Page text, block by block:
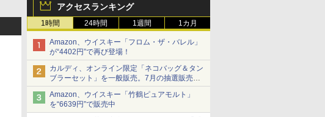
アクセスランキング
1時間 24時間 1週間 1カ月
Amazon、ウイスキー「フロム・ザ・バレル」
が“4402円”で再び登場！
カルディ、オンライン限定「ネコバッグ＆タン
ブラーセット」を一般販売。7月の抽選販売の
当選無効分
Amazon、ウイスキー「竹鶴ピュアモルト」
を“6639円”で販売中